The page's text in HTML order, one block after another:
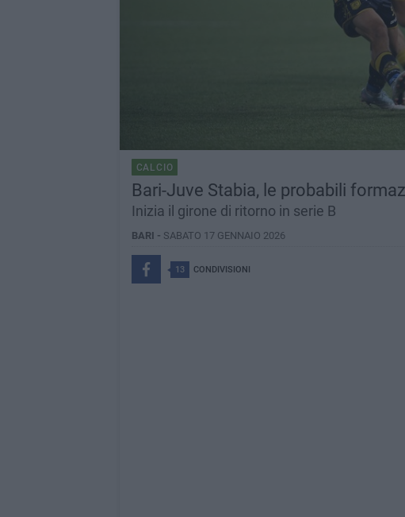
CALCIO
Bari-Juve Stabia, le probabili
Inizia il girone di ritorno in serie B
BARI - SABATO 17 GENNAIO 2026
13 CONDIVISIONI